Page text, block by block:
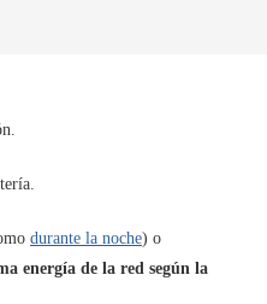
durante la noche) o
energía de la red según la